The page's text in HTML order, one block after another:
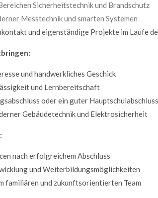
Sicherheitstechnik und Brandschutz
Messtechnik und smarten Systemen
und eigenständige Projekte im Laufe
und handwerkliches Geschick
und Lernbereitschaft
oder ein guter Hauptschulabschluss
Gebäudetechnik und Elektrosicherheit
nach erfolgreichem Abschluss
und Weiterbildungsmöglichkeiten
familiären und zukunftsorientierten Team